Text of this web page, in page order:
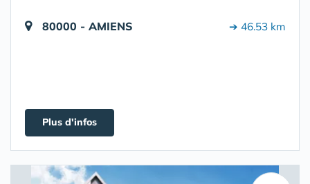
80000 - AMIENS ➔ 46.53 km
Plus d'infos